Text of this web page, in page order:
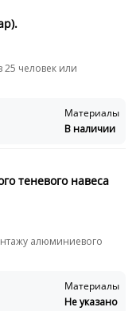
человек или
Материалы
В наличии
теневого навеса
алюминиевого
Материалы
Не указано